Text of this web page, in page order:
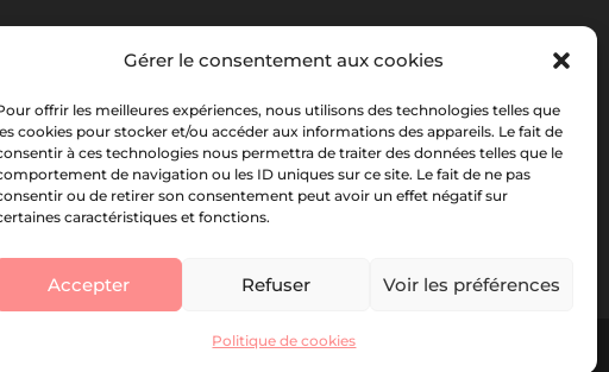
Gérer le consentement aux cookies
offrir les meilleures expériences, nous utilisons des technologies telles que
cookies pour stocker et/ou accéder aux informations des appareils. Le fait de
à ces technologies nous permettra de traiter des données telles que le
de navigation ou les ID uniques sur ce site. Le fait de ne pas
ou de retirer son consentement peut avoir un effet négatif sur
caractéristiques et fonctions.
Accepter Refuser Voir les préférences
Politique de cookies